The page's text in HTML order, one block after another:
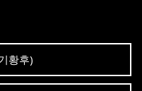
황후)